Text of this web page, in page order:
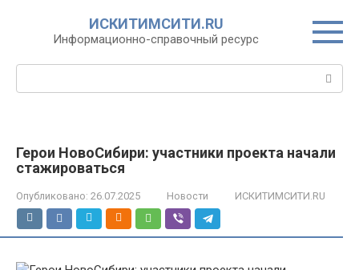
ИСКИТИМСИТИ.RU
Информационно-справочный ресурс
Герои НовоСибири: участники проекта начали
стажироваться
Опубликовано: 26.07.2025 Новости ИСКИТИМСИТИ.RU